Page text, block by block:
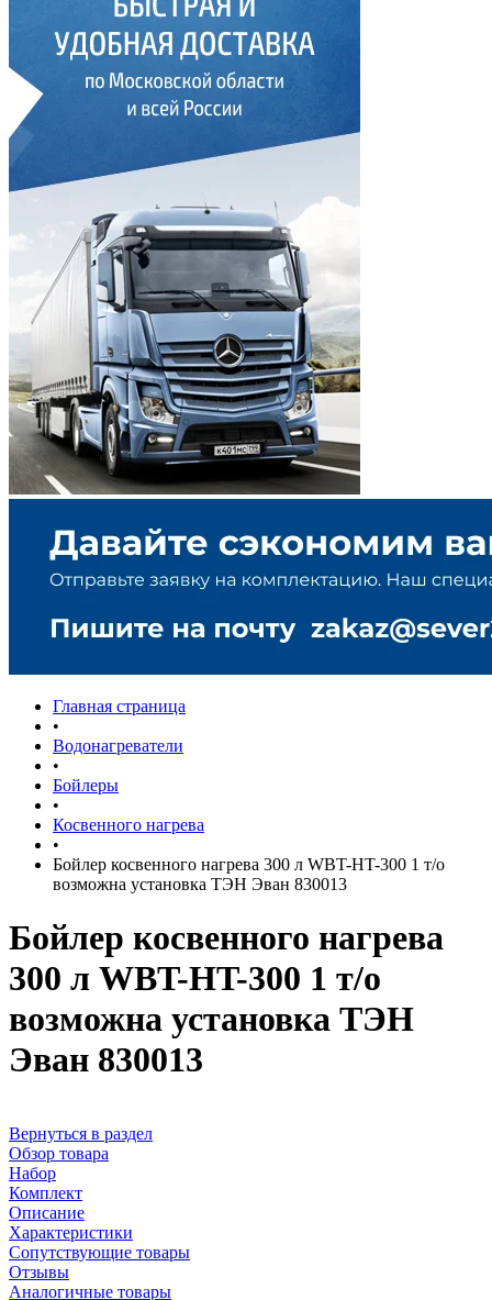
Главная страница
•
Водонагреватели
•
Бойлеры
•
Косвенного нагрева
•
Бойлер косвенного нагрева 300 л WBT-HT-300 1 т/о
возможна установка ТЭН Эван 830013
Бойлер косвенного нагрева
300 л WBT-HT-300 1 т/о
возможна установка ТЭН
Эван 830013
Вернуться в раздел
Обзор товара
Набор
Комплект
Описание
Характеристики
Сопутствующие товары
Отзывы
Аналогичные товары